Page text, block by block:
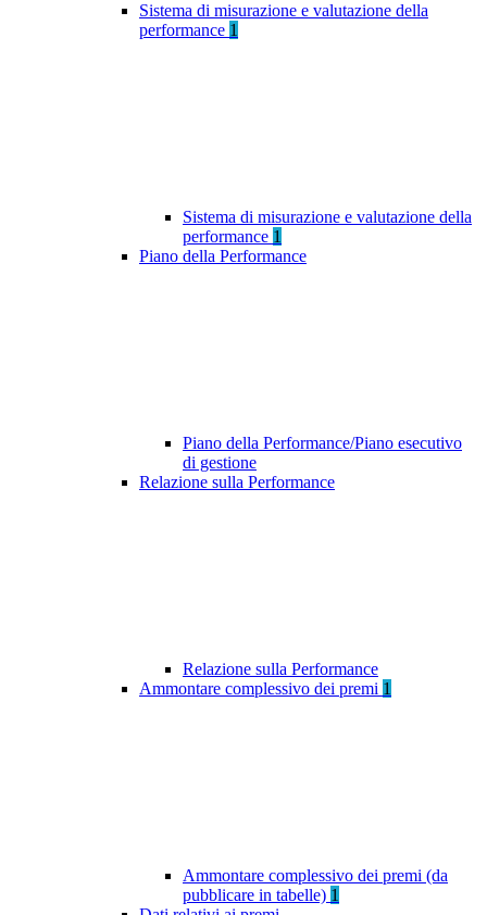
Sistema di misurazione e valutazione della
performance 1
Sistema di misurazione e valutazione della
performance 1
Piano della Performance
Piano della Performance/Piano esecutivo
di gestione
Relazione sulla Performance
Relazione sulla Performance
Ammontare complessivo dei premi 1
Ammontare complessivo dei premi (da
pubblicare in tabelle) 1